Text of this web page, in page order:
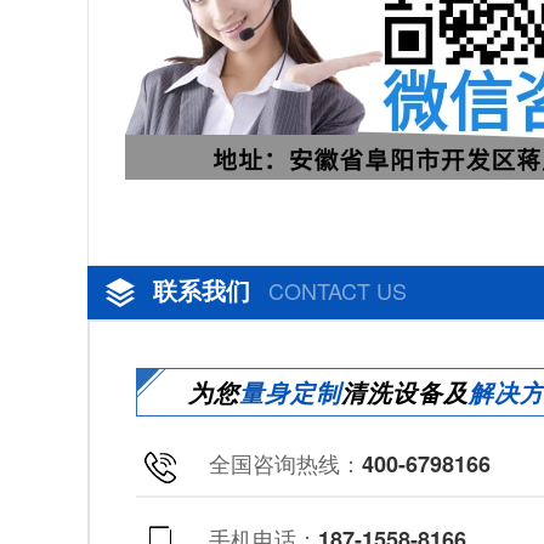
联系我们 CONTACT US
为您量身定制清洗设备及解决
全国咨询热线： 400-6798166